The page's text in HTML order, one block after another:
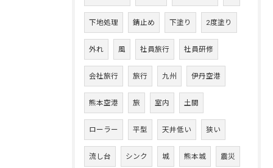
下地処理 錆止め 下塗り 2度塗り
外れ 風 社員旅行 社員研修
会社旅行 旅行 九州 伊丹空港
熊本空港 旅 室内 土間
ローラー 平型 天井低い 狭い
流し台 シンク 城 熊本城 震災